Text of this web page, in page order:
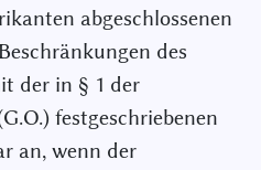
abgeschlossenen
des
der in § 1 der
festgeschriebenen
an, wenn der